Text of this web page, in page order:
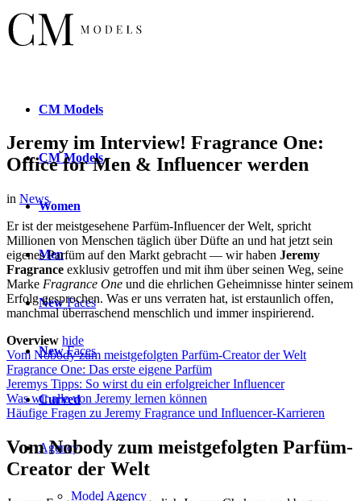
CM Models
CMModels
Women
Men
NewFaces
NewFaces
Curved
Agency
Model Agency
Jeremy im Interview! Fragrance One:
Office for Men & Influencer werden
in News
Er ist der meistgesehene Parfüm-Influencer der Welt, spricht
Millionen von Menschen täglich über Düfte an und hat jetzt sein
eigenes Parfüm auf den Markt gebracht — wir haben Jeremy
Fragrance exklusiv getroffen und mit ihm über seinen Weg, seine
Marke Fragrance One und die ehrlichen Geheimnisse hinter seinem
Erfolg gesprochen. Was er uns verraten hat, ist erstaunlich offen,
manchmal überraschend menschlich und immer inspirierend.
Overview hide
Vom Nobody zum meistgefolgten Parfüm-Creator der Welt
Fragrance One: Das erste eigene Parfüm
Jeremys Tipps: So wirst du ein erfolgreicher Influencer
Was wir alle von Jeremy lernen können
Häufige Fragen zu Jeremy Fragrance und Influencer-Karrieren
Vom Nobody zum meistgefolgten Parfüm-
Creator der Welt